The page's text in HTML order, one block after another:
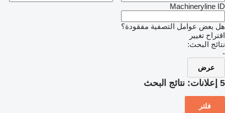
Machineryline ID
هل بعض عوامل التصفية مفقودة؟
اقتراح تغيير
نتائج البحث:
-
عرض
5 إعلانات: نتائج البحث
فلتر